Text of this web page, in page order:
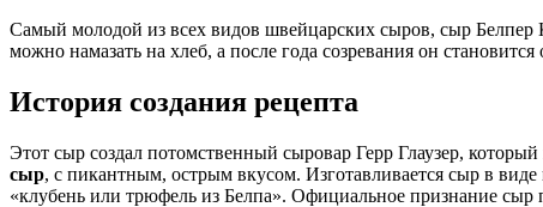
Самый молодой из всех видов швейцарских сыров, сыр
можно намазать на хлеб, а после года созревания он
История создания рецепта
Этот сыр создал потомственный сыровар Герр Глаузер, который
сыр, с пикантным, острым вкусом. Изготавливается сыр в
«клубень или трюфель из Белпа». Официальное признание